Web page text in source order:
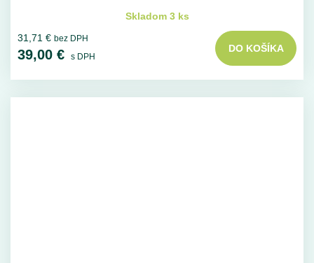
Skladom 3 ks
31,71 € bez DPH
39,00 € s DPH
DO KOŠÍKA